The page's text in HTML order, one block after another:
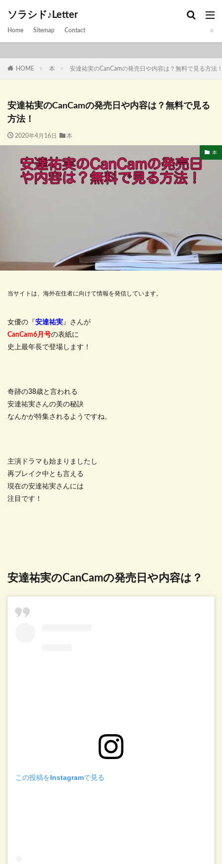
ソラシド♪Letter
Home Sitemap Contact
HOME 本 安達祐実のCanCamの発売日や内容は？無料で見る方法
安達祐実のCanCamの発売日や内容は？無料で見る
方法！
2020年4月16日 本
本
当サイトは、海外在住者に向けて情報を発信しています。
女優の『 安達祐実』さんが
CanCam6月号の表紙に
史上最年長で登場します！
奇跡の38歳と言われる
安達祐実さんの美の秘訣
なんかが特集されるようですね。
主演ドラマも始まりましたし
再ブレイク中とも言える
現在の安達祐実さんには
注目です！
安達祐実のCanCamの発売日や内容は？
この投稿をInstagramで見る